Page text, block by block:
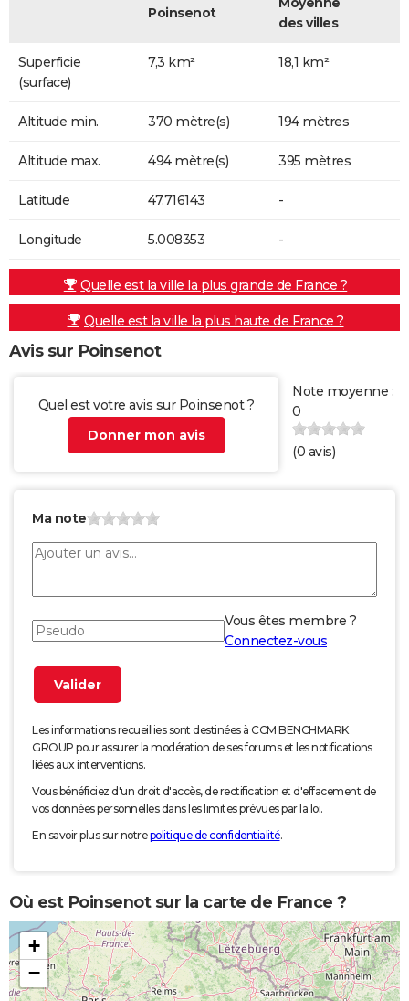
Poinsenot
des villes
Superficie
(surface)
7,3 km² 18,1 km²
Altitude min. 370 mètre(s) 194 mètres
Altitude max. 494 mètre(s) 395 mètres
Latitude 47.716143 -
Longitude 5.008353 -
Quelle est la ville la plus grande de France ?
Quelle est la ville la plus haute de France ?
Avis sur Poinsenot
Quel est votre avis sur Poinsenot ?
Donner mon avis
Note moyenne :
0
(0 avis)
Ma note
Vous êtes membre ?
Connectez-vous
Les informations recueillies sont destinées à CCM BENCHMARK
GROUP pour assurer la modération de ses forums et les notifications
liées aux interventions.
Vous bénéficiez d'un droit d'accès, de rectification et d'effacement de
vos données personnelles dans les limites prévues par la loi.
En savoir plus sur notrepolitique de confidentialité.
Où est Poinsenot sur la carte de France ?
+
−